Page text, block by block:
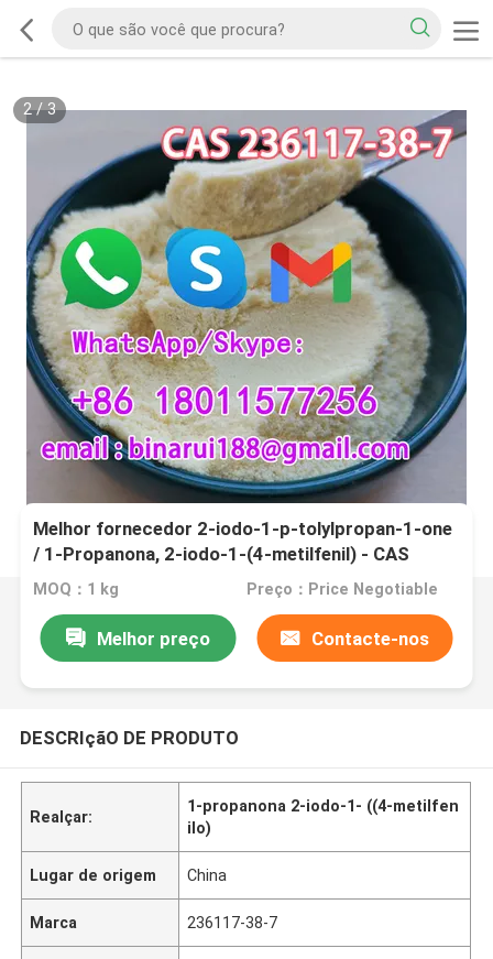
2/3
Melhor fornecedor 2-iodo-1-p-tolylpropan-1-one
/ 1-Propanona, 2-iodo-1-(4-metilfenil) - CAS
236117-38-7
MOQ：1 kg Preço：Price Negotiable
Melhor preço Contacte-nos
DESCRIçãO DE PRODUTO
Realçar:
1-propanona 2-iodo-1- ((4-metilfen
ilo)
Lugar de origem China
Marca 236117-38-7